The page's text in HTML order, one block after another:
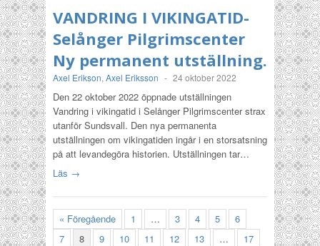
VANDRING I VIKINGATID-
Selånger Pilgrimscenter
Ny permanent utställning.
Axel Erikson, Axel Eriksson - 24 oktober 2022
Den 22 oktober 2022 öppnade utställningen
Vandring i vikingatid i Selånger Pilgrimscenter strax
utanför Sundsvall. Den nya permanenta
utställningen om vikingatiden ingår i en storsatsning
på att levandegöra historien. Utställningen tar…
Läs →
« Föregående 1 … 3 4 5
6
7
8 9 10 11 12 13 …
17